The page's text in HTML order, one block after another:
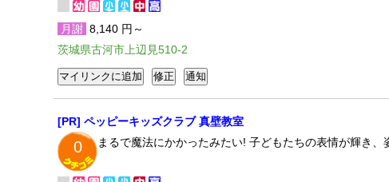
月謝 8,140 円～
茨城県古河市上辺見510-2
[PR] ペッピーキッズクラブ 真壁教室
0 まるで魔法にかかったみたい! 子どもたちの表情が輝き、